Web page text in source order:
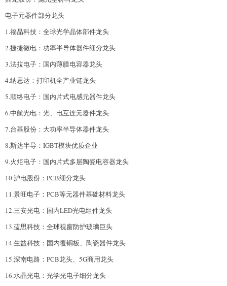
电子元器件部分龙头
1.福晶科技：全球光学晶体部件龙头
2.捷捷微电：功率半导体器件细分龙头
3.法拉电子：国内薄膜电容器龙头
4.纳思达：打印机全产业链龙头
5.顺络电子：国内片式电感元器件龙头
6.中航光电：光、电互连元器件龙头
7.台基股份：大功率半导体器件龙头
8.斯达半导：IGBT模块优质企业
9.火炬电子：国内片式多层陶瓷电容器龙头
10.沪电股份：PCB细分龙头
11.景旺电子：PCB等元器件基础材料龙头
12.三安光电：国内LED光电组件龙头
13.蓝思科技：全球视窗防护玻璃巨头
14.生益科技：国内覆铜板、陶瓷器件龙头
15.深南电路：PCB龙头、5G商用龙头
16.水晶光电：光学光电子细分龙头